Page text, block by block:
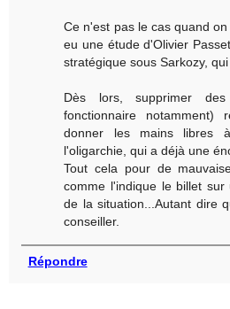
Ce n'est pas le cas quand
eu une étude d'Olivier
stratégique sous Sarkozy,
Dès lors, supprimer
fonctionnaire notamment)
donner les mains libres
l'oligarchie, qui a déjà une
Tout cela pour de
comme l'indique le billet sur
de la situation...Autant dire
conseiller.
Répondre